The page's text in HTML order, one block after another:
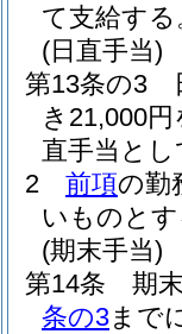
て支給する
(日直手当)
第13条の3
き21,000
直手当と
2
前項の勤
いものと
(期末手当)
第14条
期
条の3まで